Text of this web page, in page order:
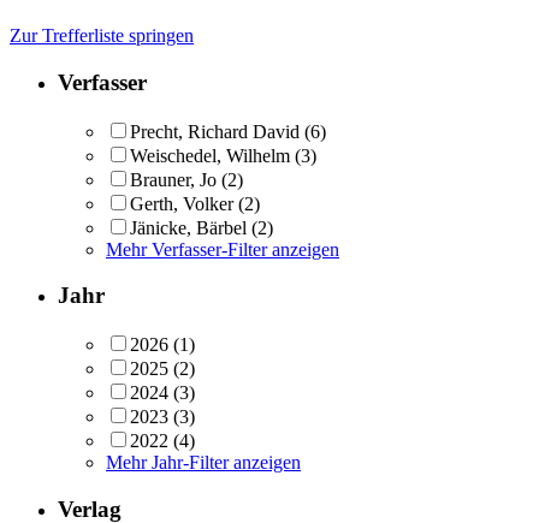
Zur Trefferliste springen
Verfasser
Precht, Richard David (6)
Weischedel, Wilhelm (3)
Brauner, Jo (2)
Gerth, Volker (2)
Jänicke, Bärbel (2)
Mehr Verfasser-Filter anzeigen
Jahr
2026 (1)
2025 (2)
2024 (3)
2023 (3)
2022 (4)
Mehr Jahr-Filter anzeigen
Verlag